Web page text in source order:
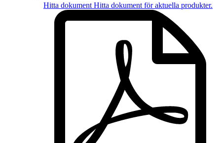
Hitta dokument Hitta dokument föraktuella produkter.